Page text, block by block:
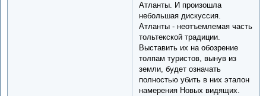
Атланты. И произошла
небольшая дискуссия.
Атланты - неотъемлемая часть
тольтекской традиции.
Выставить их на обозрение
толпам туристов, вынув из
земли, будет означать
полностью убить в них эталон
намерения Новых видящих.